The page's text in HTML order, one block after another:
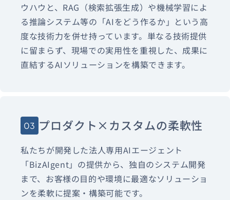
ウハウと、RAG（検索拡張生成）や機械学習によ
る推論システム等の「AIをどう作るか」という高
度な技術力を併せ持っています。単なる技術提供
に留まらず、現場での実用性を重視した、成果に
直結するAIソリューションを構築できます。
03 プロダクト×カスタムの柔軟性
私たちが開発した法人専用AIエージェント
「BizAIgent」の提供から、独自のシステム開発
まで、お客様の目的や環境に最適なソリューショ
ンを柔軟に提案・構築可能です。